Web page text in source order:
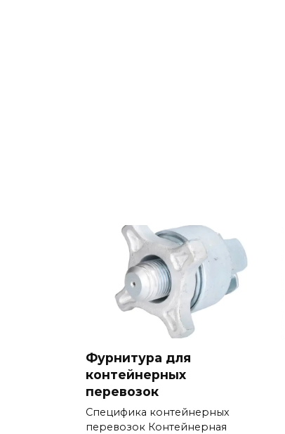
Фурнитура для
контейнерных
перевозок
Специфика контейнерных
перевозок Контейнерная